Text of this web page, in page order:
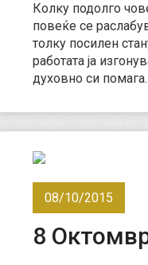
Колку подолго
повеќе се
толку посилен
работата ја
духовно си
08/10/2015
8